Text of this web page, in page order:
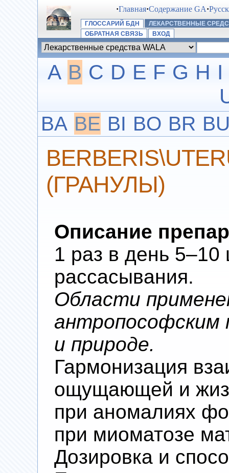
·Главная·Содержание GA·
ГЛОССАРИЙ БДН
ЛЕКАРСТВЕННЫЕ
ОБРАТНАЯ СВЯЗЬ
ВХОД
A B C D E F G H I
BA BE BI BO BR
(ГРАНУЛЫ)
Описание
1 раз в день
рассасывания.
Области
антропософским
и природе.
Гармонизация
ощущающей и
при аномалиях
при миоматозе
Дозировка и